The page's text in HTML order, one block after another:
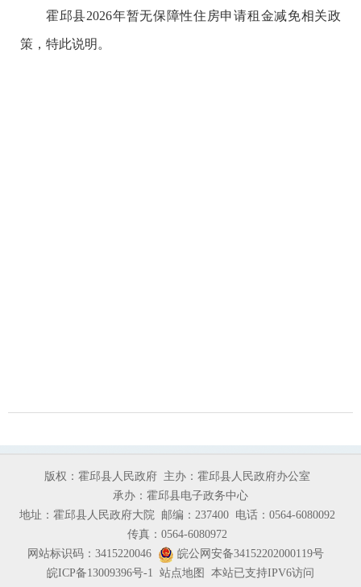
霍邱县2026年暂无保障性住房申请租金减免相关政
策，特此说明。
版权：霍邱县人民政府 主办：霍邱县人民政府办公室
承办：霍邱县电子政务中心
地址：霍邱县人民政府大院 邮编：237400 电话：0564-6080092
传真：0564-6080972
网站标识码：3415220046
皖公网安备34152202000119号
皖ICP备13009396号-1 站点地图 本站已支持IPV6访问